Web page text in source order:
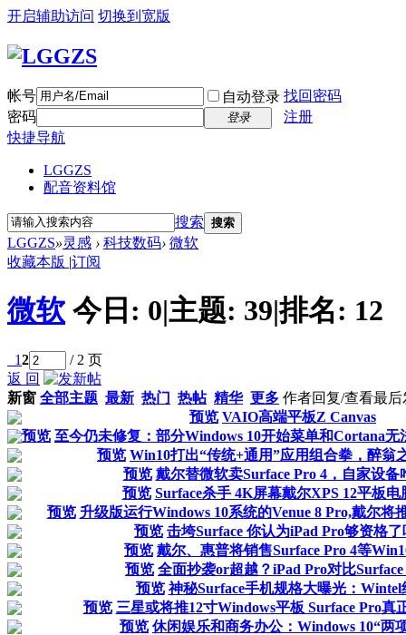
开启辅助访问 切换到宽版
帐号 自动登录 找回密码
密码
登录
注册
快捷导航
LGGZS
配音资料馆
搜索 搜索
LGGZS»灵感 › 科技数码› 微软
收藏本版 |订阅
微软 今日: 0|主题: 39|排名: 12
12
/ 2 页
返 回
新窗 全部主题 最新 热门 热帖 精华 更多 作者回复/查看最后
预览 VAIO高端平板Z Canvas
预览 至今仍未修复：部分Windows 10开始菜单和Cortana无
预览 Win10打出“传统+通用”应用组合拳，醉翁
预览 戴尔替微软卖Surface Pro 4，自家设备
预览 Surface杀手 4K屏幕戴尔XPS 12平板电
预览 升级版运行Windows 10系统的Venue 8 Pro,戴尔将
预览 击垮Surface 你认为iPad Pro够资格了
预览 戴尔、惠普将销售Surface Pro 4等
预览 全面抄袭or超越？iPad Pro对比Surface
预览 神秘Surface手机规格大曝光：Wintel
预览 三星或将推12寸Windows平板 Surface Pro真
预览 休闲娱乐和商务办公：Windows 10“两